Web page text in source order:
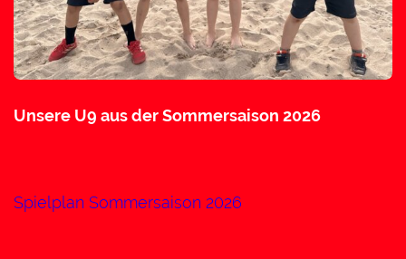
Unsere U9 aus der Sommersaison 2026
Spielplan Sommersaison 2026